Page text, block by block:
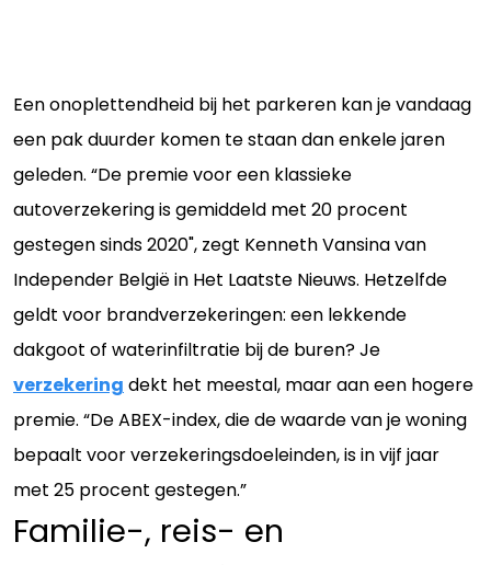
Een onoplettendheid bij het parkeren kan je vandaag
een pak duurder komen te staan dan enkele jaren
geleden. “De premie voor een klassieke
autoverzekering is gemiddeld met 20 procent
gestegen sinds 2020", zegt Kenneth Vansina van
Independer België in Het Laatste Nieuws. Hetzelfde
geldt voor brandverzekeringen: een lekkende
dakgoot of waterinfiltratie bij de buren? Je
verzekering dekt het meestal, maar aan een hogere
premie. “De ABEX-index, die de waarde van je woning
bepaalt voor verzekeringsdoeleinden, is in vijf jaar
met 25 procent gestegen.”
Familie-, reis- en